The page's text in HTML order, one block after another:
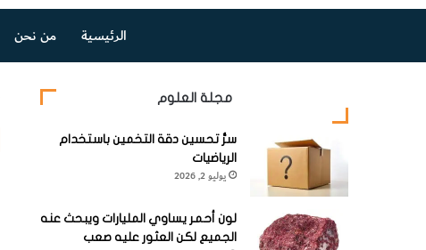
الرئيسية من نحن
مجلة العلوم
سرُّ تحسين دقة التخمين باستخدام
الرياضيات
يوليو 2, 2026
لون أحمر يساوي المليارات ويبحث عنه
الجميع لكن العثور عليه صعب